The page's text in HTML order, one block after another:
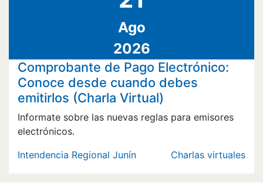
Ago
2026
Comprobante de Pago Electrónico:
Conoce desde cuando debes
emitirlos (Charla Virtual)
Informate sobre las nuevas reglas para emisores
electrónicos.
Intendencia Regional Junín
Charlas virtuales